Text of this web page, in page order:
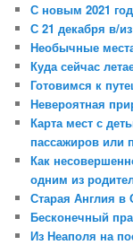
С новым 2021
С 21 декабря в/
Необычные
Куда сейчас
Готовимся к
Невероятная
Карта мест с
пассажиров или
Как
одним из
Старая Англия в
Бесконечный
Из Неаполя на